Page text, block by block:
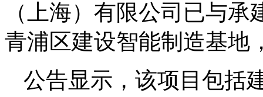
（上海）有限公司已与
青浦区建设智能制造基地
公告显示，该项目包括